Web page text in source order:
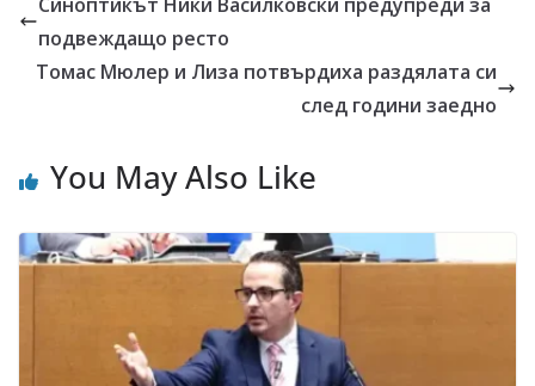
подвеждащо ресто
Томас Мюлер и Лиза потвърдиха раздялата си
след години заедно
You May Also Like